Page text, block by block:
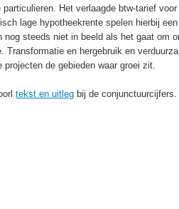
Het verlaagde btw-tarief
lage hypotheekrente spelen hierbij
steeds niet in beeld als het gaat om
Transformatie en hergebruik en
projecten de gebieden waar groei zit.
tekst en uitleg bij de conjunctuurcijfers.